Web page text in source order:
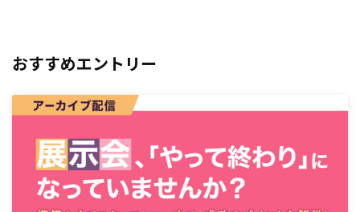
おすすめエントリー